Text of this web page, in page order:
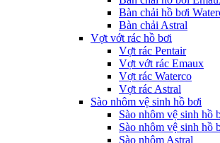
Bàn chải hồ bơi
Bàn chải Astral
Vợt vớt rác hồ bơi
Vợt rác Pentair
Vợt vớt rác Emaux
Vợt rác Waterco
Vợt rác Astral
Sào nhôm vệ sinh hồ bơi
Sào nhôm vệ sinh hồ
Sào nhôm vệ sinh hồ
Sào nhôm Astral